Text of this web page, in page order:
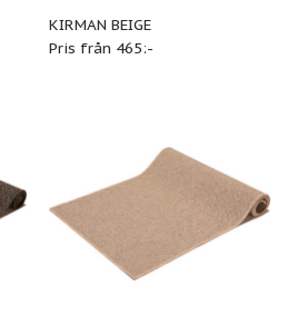
KIRMAN BEIGE
Pris från 465:-